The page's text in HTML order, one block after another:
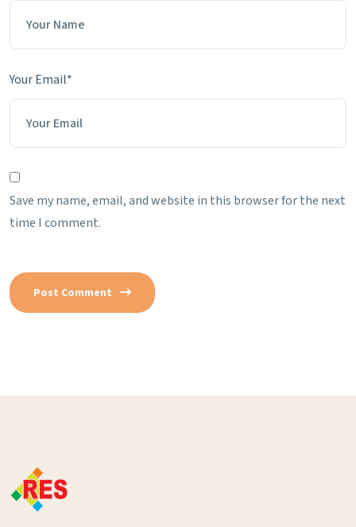
Your Email*
Save my name, email, and website in this browser for the next
time I comment.
Post Comment